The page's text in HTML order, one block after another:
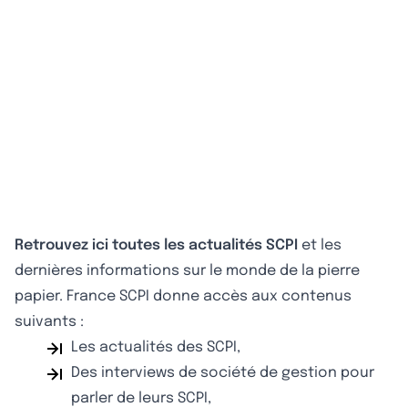
Retrouvez ici toutes les actualités SCPI et les
dernières informations sur le monde de la pierre
papier. France SCPI donne accès aux contenus
suivants :
Les actualités des SCPI,
Des interviews de société de gestion pour
parler de leurs SCPI,